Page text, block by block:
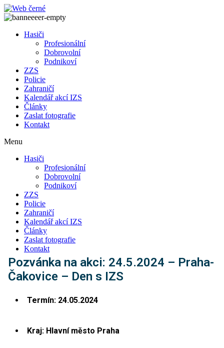
Přejít
k
Hasiči
Profesionální
Dobrovolní
Podnikoví
ZZS
Policie
Zahraničí
Kalendář akcí IZS
Články
Zaslat fotografie
Kontakt
Menu
Hasiči
Profesionální
Dobrovolní
Podnikoví
ZZS
Policie
Zahraničí
Kalendář akcí IZS
Články
Zaslat fotografie
Kontakt
Pozvánka na akci: 24.5.2024 – Praha-
Čakovice – Den s IZS
Termín: 24.05.2024
Kraj: Hlavní město Praha